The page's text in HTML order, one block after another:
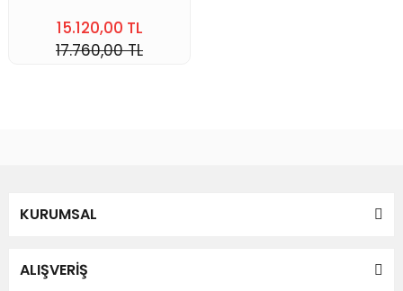
15.120,00 TL
17.760,00 TL
KURUMSAL
ALIŞVERİŞ